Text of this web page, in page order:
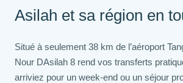
Asilah et sa région en
Situé à seulement 38 km de l’aéroport
Nour DAsilah 8 rend vos transferts
arriviez pour un week-end ou un séjour